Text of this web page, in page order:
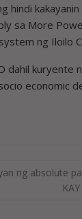
hindi
sa More
ng Iloilo
dahil kuryente
economic
ng absolute